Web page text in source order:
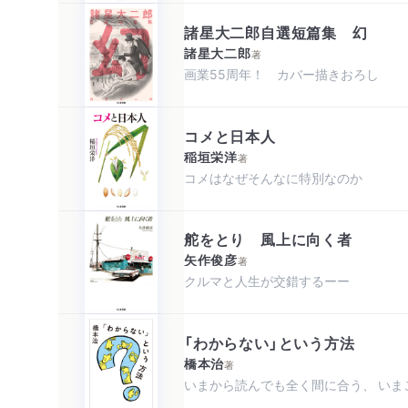
諸星大二郎自選短篇集 幻
諸星大二郎著
画業55周年！ カバー描きおろし
コメと日本人
稲垣栄洋著
コメはなぜそんなに特別なのか
舵をとり 風上に向く者
矢作俊彦著
クルマと人生が交錯するーー
「わからない」という方法
橋本治著
いまから読んでも全く間に合う、 い